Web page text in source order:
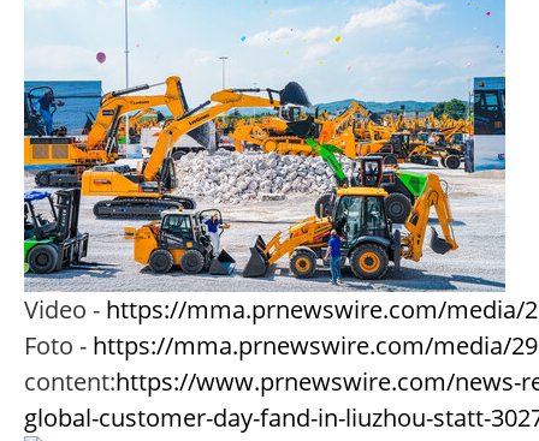
Video - https://mma.prnewswire.com/media/
Foto - https://mma.prnewswire.com/media/
content:https://www.prnewswire.com/news-
global-customer-day-fand-in-liuzhou-statt-